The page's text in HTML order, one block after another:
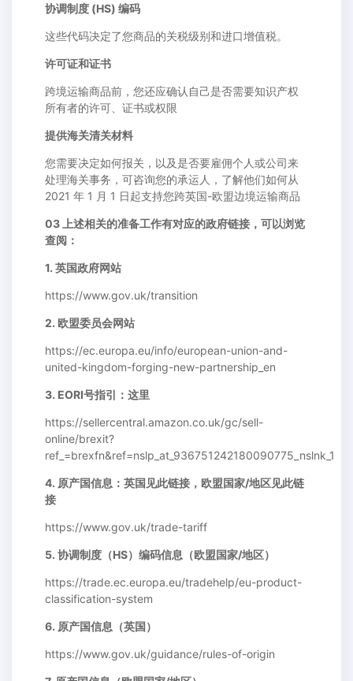
协调制度 (HS) 编码
这些代码决定了您商品的关税级别和进口增值税。
许可证和证书
跨境运输商品前，您还应确认自己是否需要知识产权
所有者的许可、证书或权限
提供海关清关材料
您需要决定如何报关，以及是否要雇佣个人或公司来
处理海关事务，可咨询您的承运人，了解他们如何从
2021 年 1 月 1 日起支持您跨英国-欧盟边境运输商品
03 上述相关的准备工作有对应的政府链接，可以浏览
查阅：
1. 英国政府网站
https://www.gov.uk/transition
2. 欧盟委员会网站
https://ec.europa.eu/info/european-union-and-
united-kingdom-forging-new-partnership_en
3. EORI号指引：这里
https://sellercentral.amazon.co.uk/gc/sell-
online/brexit?
ref_=brexfn&ref=nslp_at_936751242180090775_nslnk_1
4. 原产国信息：英国见此链接，欧盟国家/地区见此链
接
https://www.gov.uk/trade-tariff
5. 协调制度（HS）编码信息（欧盟国家/地区）
https://trade.ec.europa.eu/tradehelp/eu-product-
classification-system
6. 原产国信息（英国）
https://www.gov.uk/guidance/rules-of-origin